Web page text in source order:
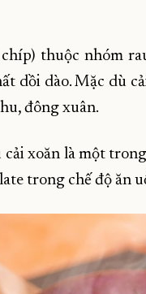
thuộc nhóm
dồi dào. Mặc dù
đông xuân.
cải xoăn là một
trong chế độ ăn